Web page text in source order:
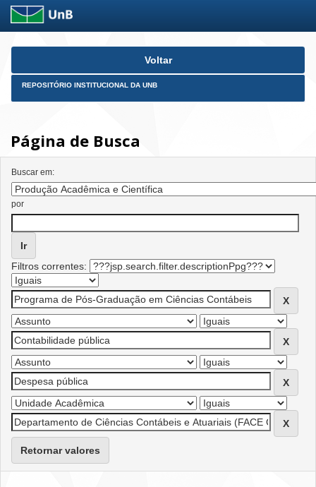
Skip
Voltar
REPOSITÓRIO INSTITUCIONAL DA UNB
Página de Busca
Buscar em:
por
Filtros correntes:
Retornar valores